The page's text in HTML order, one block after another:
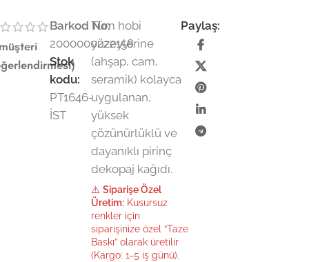
Barkod No:
2000000222158
Stok
kodu:
PT1646-
İST
Tüm hobi
yüzeylerine
(ahşap, cam,
seramik) kolayca
uygulanan,
yüksek
çözünürlüklü ve
dayanıklı pirinç
dekopaj kağıdı.
⚠️Siparişe Özel
Üretim: Kusursuz
renkler için
siparişinize özel “Taze
Baskı” olarak üretilir
(Kargo: 1-5 iş günü).
Paylaş: